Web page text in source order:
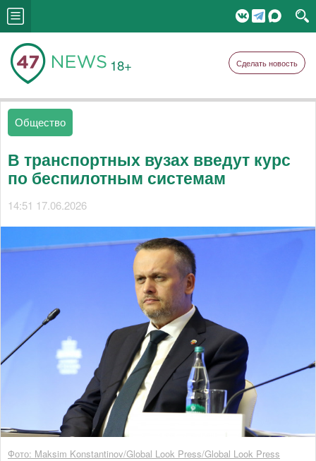
18+ Сделать новость
Общество
В транспортных вузах введут курс
по беспилотным системам
14:51 17.06.2026
Фото: Maksim Konstantinov/Global Look Press/Global Look Press